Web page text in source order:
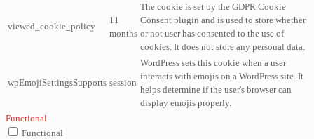
viewed_cookie_policy
11
months
The cookie is set by the GDPR Cookie
Consent plugin and is used to store whether
or not user has consented to the use of
cookies. It does not store any personal data.
wpEmojiSettingsSupports session
WordPress sets this cookie when a user
interacts with emojis on a WordPress site. It
helps determine if the user's browser can
display emojis properly.
Functional
Functional